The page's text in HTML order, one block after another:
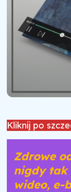
Kliknij po
Zdrowe
nigdy tak
wideo, e-